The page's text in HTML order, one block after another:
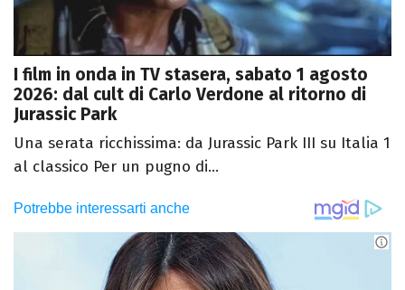
I film in onda in TV stasera, sabato 1 agosto
2026: dal cult di Carlo Verdone al ritorno di
Jurassic Park
Una serata ricchissima: da Jurassic Park III su Italia 1
al classico Per un pugno di...